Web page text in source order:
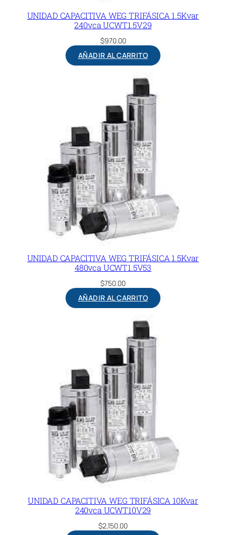
UNIDAD CAPACITIVA WEG TRIFÁSICA 1.5Kvar
240vca UCWT1.5V29
$970.00
AÑADIR AL CARRITO
UNIDAD CAPACITIVA WEG TRIFÁSICA 1.5Kvar
480vca UCWT1.5V53
$750.00
AÑADIR AL CARRITO
UNIDAD CAPACITIVA WEG TRIFÁSICA 10Kvar
240vca UCWT10V29
$2,150.00